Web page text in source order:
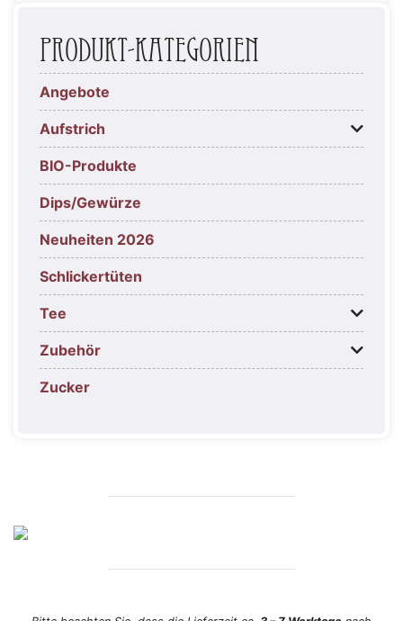
Produkt-Kategorien
Angebote
Aufstrich
BIO-Produkte
Dips/Gewürze
Neuheiten 2026
Schlickertüten
Tee
Zubehör
Zucker